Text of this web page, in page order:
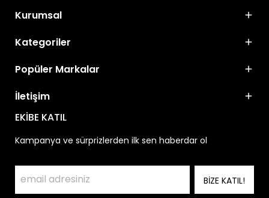
Kurumsal
Kategoriler
Popüler Markalar
İletişim
EKİBE KATIL
Kampanya ve sürprizlerden ilk sen haberdar ol
BİZE KATIL!